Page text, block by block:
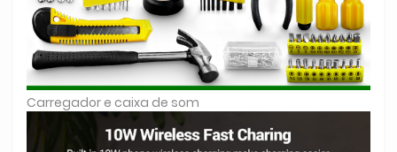
Carregador e caixa de som